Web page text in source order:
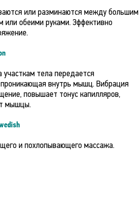
или разминаются между большим
или обеими руками. Эффективно
тела передается
внутрь мышц. Вибрация
повышает тонус капилляров,
мышцы.
и похлопывающего массажа.